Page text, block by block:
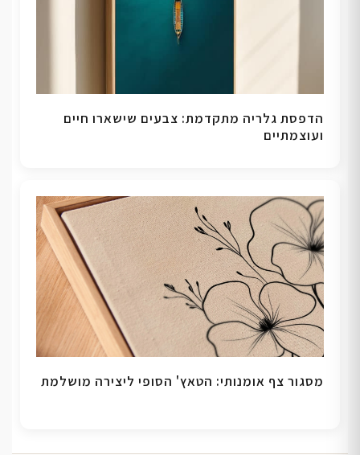
הדפסת גלריה מתקדמת: צבעים שישארו חיים
ועוצמתיים
מסגור צף אומנותי: הטאץ' הסופי ליצירה מושלמת